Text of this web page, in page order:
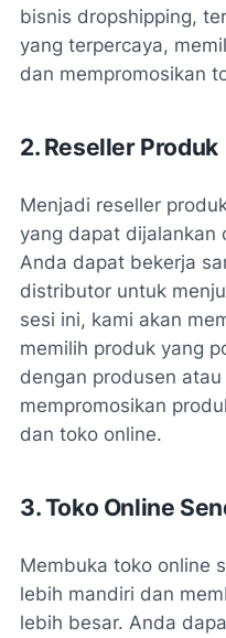
bisnis dropshipping,
yang terpercaya,
dan mempromosikan
2. Reseller Produk
Menjadi reseller
yang dapat dijalankan
Anda dapat bekerja
distributor untuk
sesi ini, kami akan
memilih produk yang
dengan produsen
mempromosikan
dan toko online.
3. Toko Online
Membuka toko online
lebih mandiri dan
lebih besar. Anda